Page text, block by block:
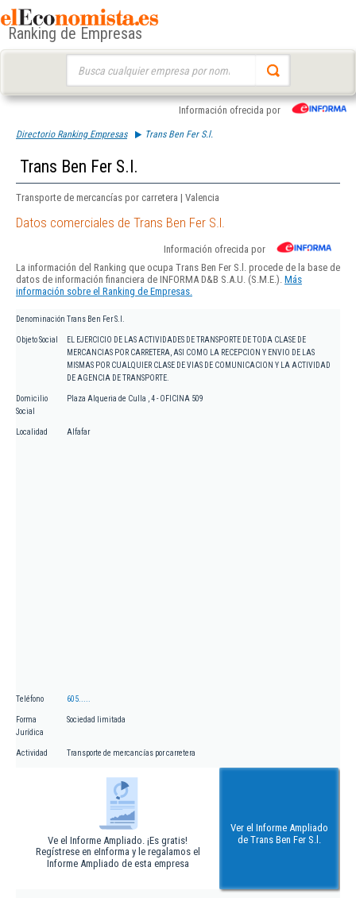
Ranking de Empresas
Información ofrecida por
Directorio Ranking Empresas Trans Ben Fer S.l.
Trans Ben Fer S.l.
Transporte de mercancías por carretera | Valencia
Datos comerciales de Trans Ben Fer S.l.
Información ofrecida por
La información del Ranking que ocupa Trans Ben Fer S.l. procede de la base de
datos de información financiera de INFORMA D&B S.A.U. (S.M.E.). Más
información sobre el Ranking de Empresas.
Denominación Trans Ben Fer S.l.
Objeto Social
EL EJERCICIO DE LAS ACTIVIDADES DE TRANSPORTE DE TODA CLASE DE
MERCANCIAS POR CARRETERA, ASI COMO LA RECEPCION Y ENVIO DE LAS
MISMAS POR CUALQUIER CLASE DE VIAS DE COMUNICACION Y LA ACTIVIDAD
DE AGENCIA DE TRANSPORTE.
Domicilio
Social
Plaza Alqueria de Culla , 4 - OFICINA 509
Localidad Alfafar
Teléfono 605.....
Forma
Jurídica
Sociedad limitada
Actividad Transporte de mercancías por carretera
Ve el Informe Ampliado. ¡Es gratis!
Regístrese en eInforma y le regalamos el
Informe Ampliado de esta empresa
Ver el Informe Ampliado
de Trans Ben Fer S.l.